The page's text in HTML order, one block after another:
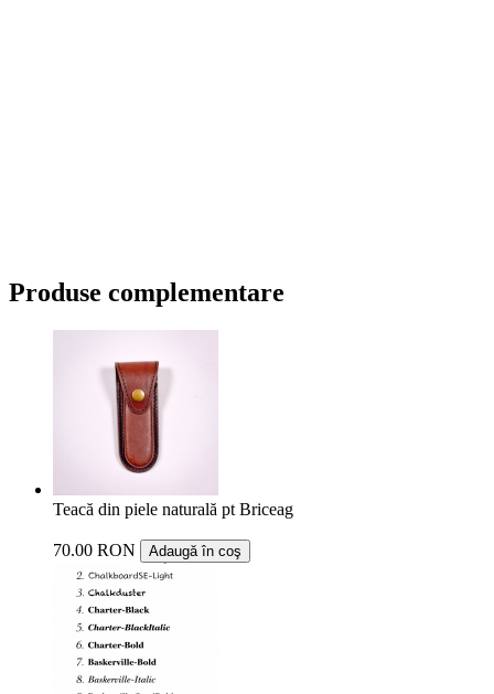
Produse complementare
Teacă din piele naturală pt Briceag
70.00 RON Adaugă în coş